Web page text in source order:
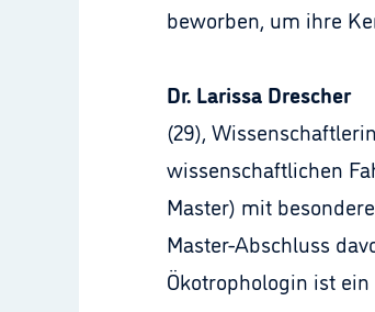
beworben, um ihre
Dr. Larissa Drescher
(29),
wissenschaftlichen
Master) mit
Master-Abschluss
Ökotrophologin ist